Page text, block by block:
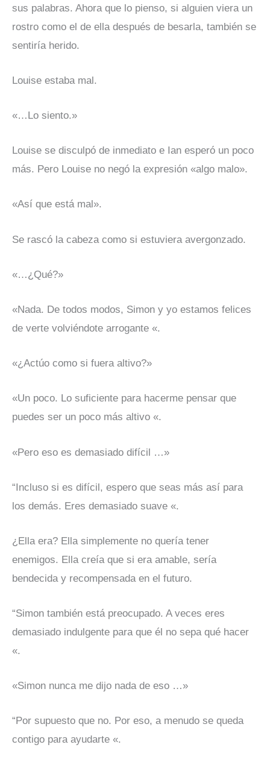
sus palabras. Ahora que lo pienso, si alguien viera un
rostro como el de ella después de besarla, también se
sentiría herido.
Louise estaba mal.
«…Lo siento.»
Louise se disculpó de inmediato e Ian esperó un poco
más. Pero Louise no negó la expresión «algo malo».
«Así que está mal».
Se rascó la cabeza como si estuviera avergonzado.
«…¿Qué?»
«Nada. De todos modos, Simon y yo estamos felices
de verte volviéndote arrogante «.
«¿Actúo como si fuera altivo?»
«Un poco. Lo suficiente para hacerme pensar que
puedes ser un poco más altivo «.
«Pero eso es demasiado difícil …»
“Incluso si es difícil, espero que seas más así para
los demás. Eres demasiado suave «.
¿Ella era? Ella simplemente no quería tener
enemigos. Ella creía que si era amable, sería
bendecida y recompensada en el futuro.
“Simon también está preocupado. A veces eres
demasiado indulgente para que él no sepa qué hacer
«.
«Simon nunca me dijo nada de eso …»
“Por supuesto que no. Por eso, a menudo se queda
contigo para ayudarte «.